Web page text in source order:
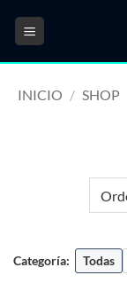
INICIO / SHOP
Categoría: Todas